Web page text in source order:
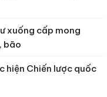
xuống cấp mong
bão
hiện Chiến lược quốc